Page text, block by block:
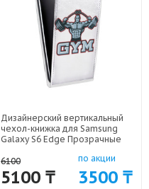
Дизайнерский вертикальный
чехол-книжка для Samsung
Galaxy S6 Edge Прозрачные
18325
6100
5100 ₸
по акции
3500 ₸